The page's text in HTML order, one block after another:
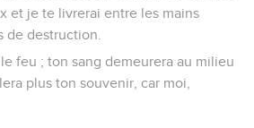
et je te livrerai entre les mains
de destruction.
feu ; ton sang demeurera au milieu
plus ton souvenir, car moi,